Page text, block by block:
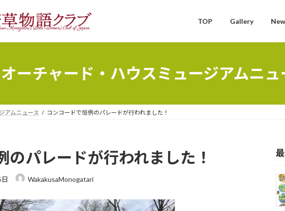
TOP Gallery
オーチャード・ハウスミュージアムニュ
アムニュース コンコードで恒例のパレードが行われました！
のパレードが行われました！
WakakusaMonogatari